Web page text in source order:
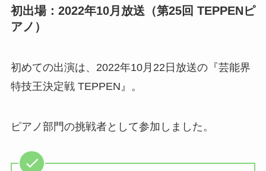
初出場：2022年10月放送（第25回 TEPPENピ
アノ）
初めての出演は、2022年10月22日放送の『芸能界
特技王決定戦 TEPPEN』。
ピアノ部門の挑戦者として参加しました。